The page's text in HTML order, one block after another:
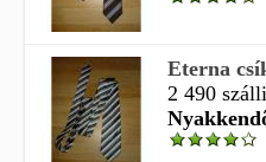
Eterna
2 490